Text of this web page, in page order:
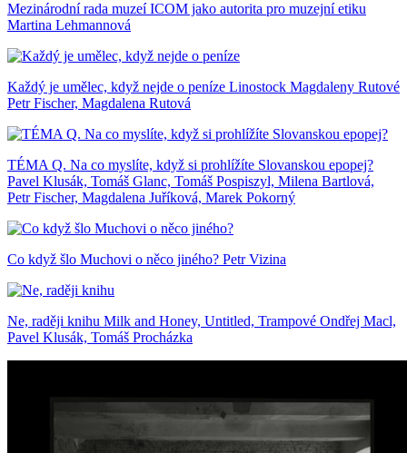
Mezinárodní rada muzeí ICOM jako autorita pro muzejní etiku
Martina Lehmannová
Každý je umělec, když nejde o peníze Linostock Magdaleny Rutové
Petr Fischer, Magdalena Rutová
TÉMA Q. Na co myslíte, když si prohlížíte Slovanskou epopej?
Pavel Klusák, Tomáš Glanc, Tomáš Pospiszyl, Milena Bartlová,
Petr Fischer, Magdalena Juříková, Marek Pokorný
Co když šlo Muchovi o něco jiného? Petr Vizina
Ne, raději knihu Milk and Honey, Untitled, Trampové Ondřej Macl,
Pavel Klusák, Tomáš Procházka